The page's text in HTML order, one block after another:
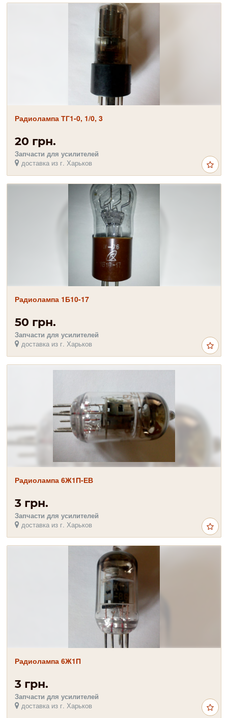
Радиолампа ТГ1-0, 1/0, 3
20 грн.
Запчасти для усилителей
доставка из г. Харьков
Радиолампа 1Б10-17
50 грн.
Запчасти для усилителей
доставка из г. Харьков
Радиолампа 6Ж1П-ЕВ
3 грн.
Запчасти для усилителей
доставка из г. Харьков
Радиолампа 6Ж1П
3 грн.
Запчасти для усилителей
доставка из г. Харьков